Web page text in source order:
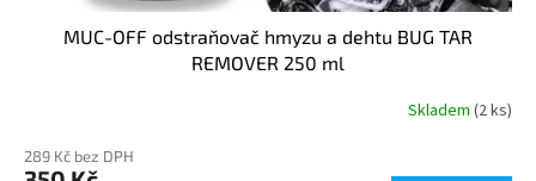
MUC-OFF odstraňovač hmyzu a dehtu BUG TAR
REMOVER 250 ml
Skladem (2 ks)
289 Kč bez DPH